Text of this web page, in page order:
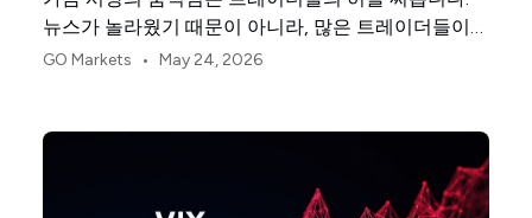
뉴스가 놀라웠기 때문이 아니라, 많은 트레이더들이
이미 같은 방식으로 포지션을 잡고 있었기 때문입니
GO Markets • May 24, 2026